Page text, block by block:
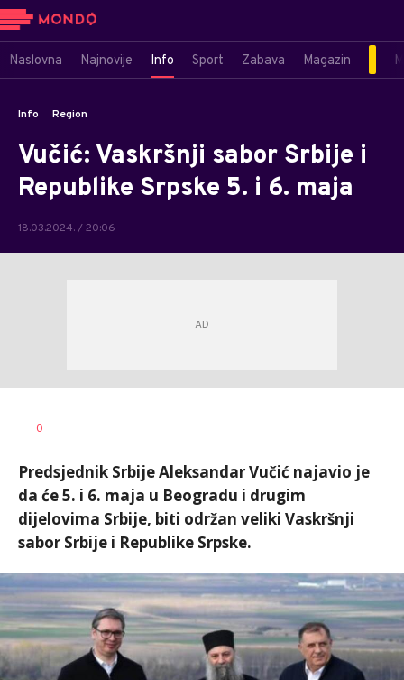
Naslovna Najnovije Info Sport Zabava Magazin
Info Region
Vučić: Vaskršnji sabor Srbije i
Republike Srpske 5. i 6. maja
18.03.2024. / 20:06
AUTOR
0
Predsjednik Srbije Aleksandar Vučić najavio je
da će 5. i 6. maja u Beogradu i drugim
dijelovima Srbije, biti održan veliki Vaskršnji
sabor Srbije i Republike Srpske.